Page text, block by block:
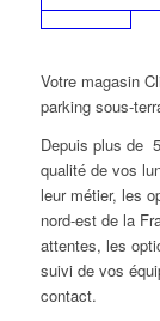
Votre magasin
parking sous-
Depuis plus de
qualité de vos
leur métier, les
nord-est de la
attentes, les
suivi de vos
contact.